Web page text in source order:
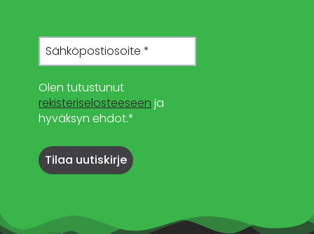
Olen tutustunut
rekisteriselosteeseen ja
hyväksyn ehdot.*